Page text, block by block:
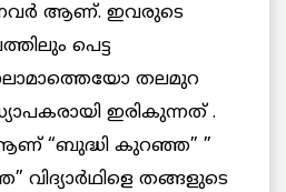
ആണ്. ഇവരുടെ
പെട്ട
തലമുറ
ഇരികുന്നത് .
“ബുദ്ധി കുറഞ്ഞ” ”
വിദ്യാര്‍ഥിളെ തങ്ങളുടെ